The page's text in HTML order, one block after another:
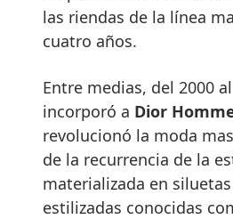
las riendas de la línea
cuatro años.
Entre medias, del 2000
incorporó a Dior
revolucionó la moda
de la recurrencia de la
materializada en
estilizadas conocidas